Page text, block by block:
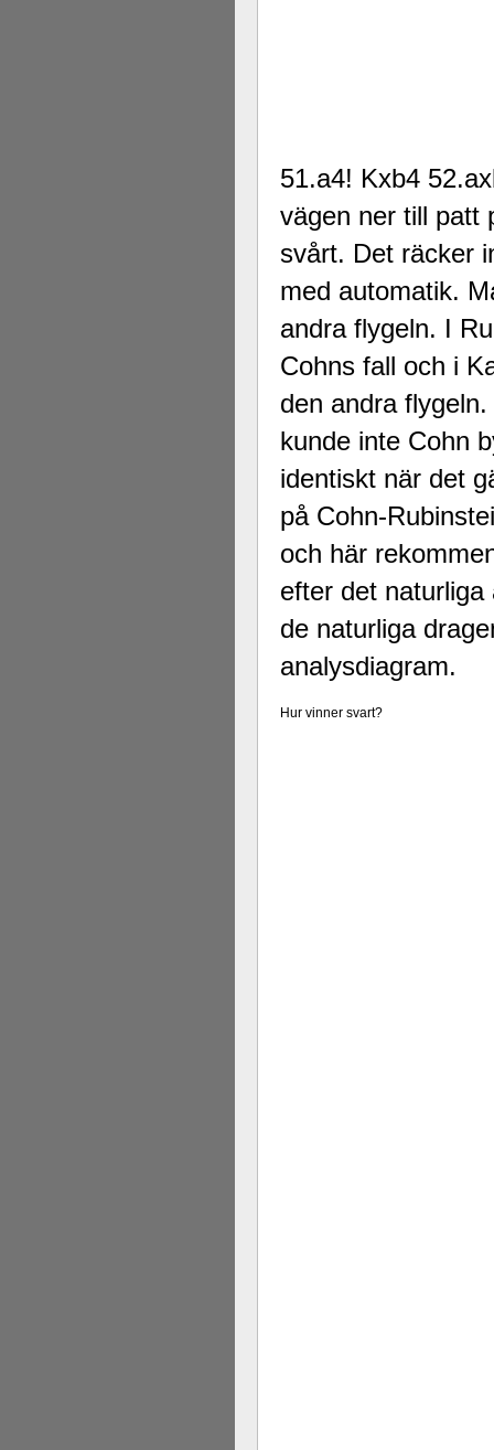
51.a4! Kxb4
vägen ner till patt
svårt. Det räcker
med automatik.
andra flygeln. I
Cohns fall och i
den andra
kunde inte Cohn
identiskt när det
på Cohn-
och här
efter det
de naturliga
analysdiagram.
Hur vinner svart?